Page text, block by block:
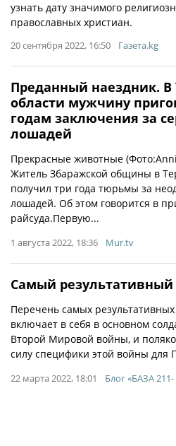
узнать дату значимого
православных христиан.
20 сентября 2022, 16:50 Газета.kg
Преданный наездник. В
области мужчину
годам заключения за
лошадей
Прекрасные животные
Житель Збаражской общины в
получил три года тюрьмы за
лошадей. Об этом говорится в
райсуда.Первую...
1 августа 2022, 18:36 Mur.tv
Самый
Перечень самых
включает в себя в основном
Второй Мировой войны, и
силу специфики этой войны для
22 марта 2022, 18:01 Блог «БАЗА